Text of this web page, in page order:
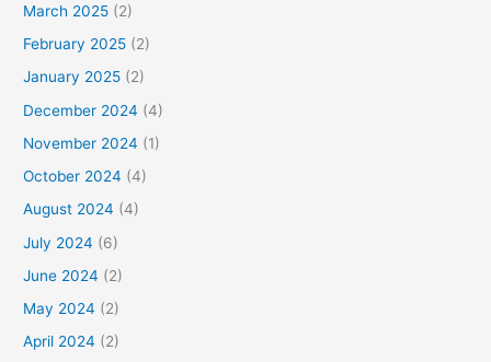
March 2025 (2)
February 2025 (2)
January 2025 (2)
December 2024 (4)
November 2024 (1)
October 2024 (4)
August 2024 (4)
July 2024 (6)
June 2024 (2)
May 2024 (2)
April 2024 (2)